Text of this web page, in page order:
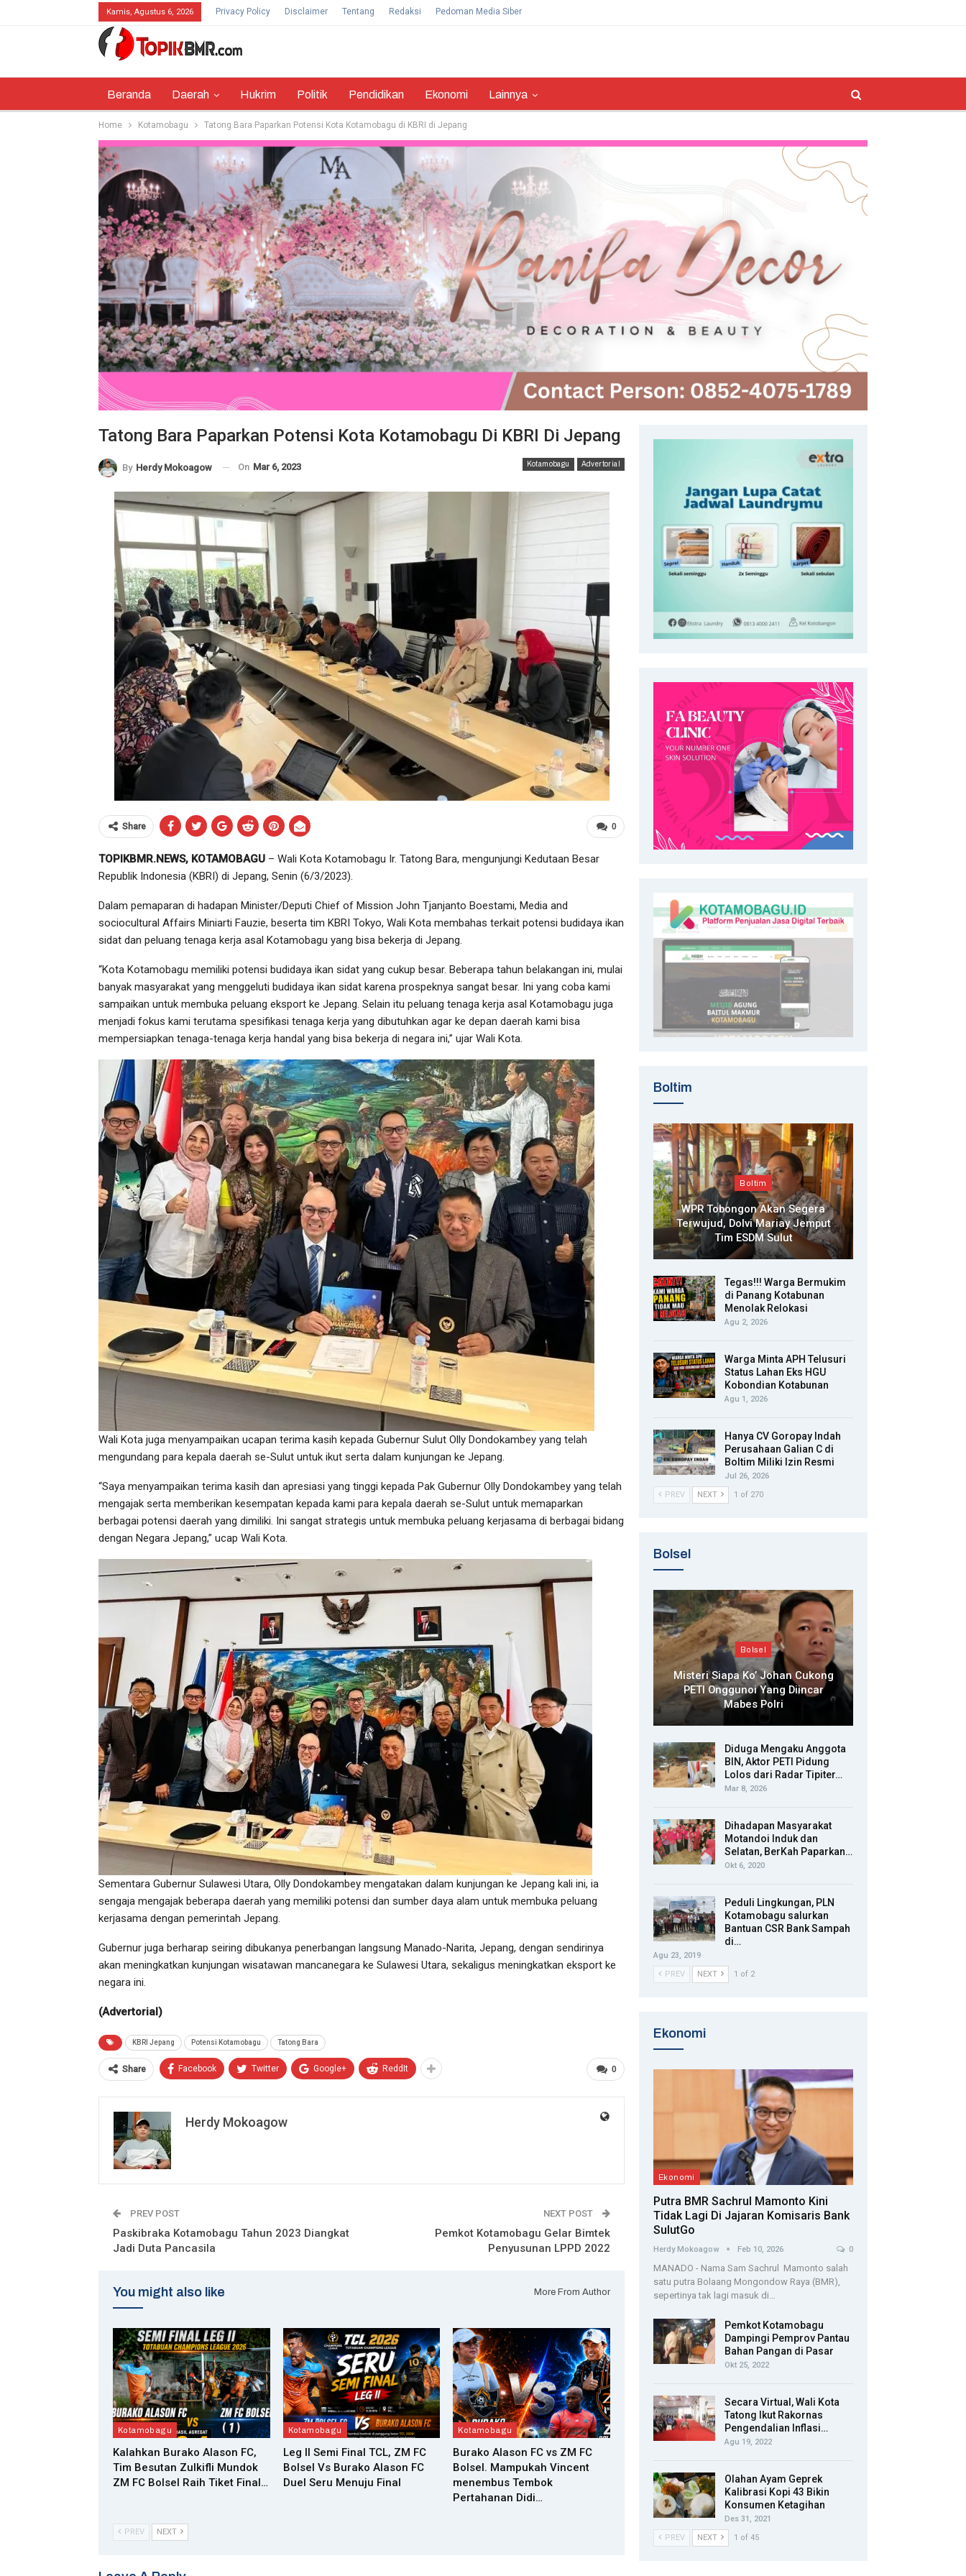
Kamis, Agustus 6, 2026 Privacy Policy Disclaimer Tentang Redaksi Pedoman Media Siber
Beranda Daerah Hukrim Politik Pendidikan Ekonomi Lainnya
Home Kotamobagu Tatong Bara Paparkan Potensi Kota Kotamobagu di KBRI di Jepang
Tatong Bara Paparkan Potensi Kota Kotamobagu Di KBRI Di Jepang
Kotamobagu Advertorial
By Herdy Mokoagow On Mar 6, 2023
0
Share
TOPIKBMR.NEWS, KOTAMOBAGU – Wali Kota Kotamobagu Ir. Tatong Bara, mengunjungi Kedutaan Besar
Republik Indonesia (KBRI) di Jepang, Senin (6/3/2023).
Dalam pemaparan di hadapan Minister/Deputi Chief of Mission John Tjanjanto Boestami, Media and
sociocultural Affairs Miniarti Fauzie, beserta tim KBRI Tokyo, Wali Kota membahas terkait potensi budidaya ikan
sidat dan peluang tenaga kerja asal Kotamobagu yang bisa bekerja di Jepang.
“Kota Kotamobagu memiliki potensi budidaya ikan sidat yang cukup besar. Beberapa tahun belakangan ini, mulai
banyak masyarakat yang menggeluti budidaya ikan sidat karena prospeknya sangat besar. Ini yang coba kami
sampaikan untuk membuka peluang eksport ke Jepang. Selain itu peluang tenaga kerja asal Kotamobagu juga
menjadi fokus kami terutama spesifikasi tenaga kerja yang dibutuhkan agar ke depan daerah kami bisa
mempersiapkan tenaga-tenaga kerja handal yang bisa bekerja di negara ini,” ujar Wali Kota.
Wali Kota juga menyampaikan ucapan terima kasih kepada Gubernur Sulut Olly Dondokambey yang telah
mengundang para kepala daerah se-Sulut untuk ikut serta dalam kunjungan ke Jepang.
“Saya menyampaikan terima kasih dan apresiasi yang tinggi kepada Pak Gubernur Olly Dondokambey yang telah
mengajak serta memberikan kesempatan kepada kami para kepala daerah se-Sulut untuk memaparkan
berbagai potensi daerah yang dimiliki. Ini sangat strategis untuk membuka peluang kerjasama di berbagai bidang
dengan Negara Jepang,” ucap Wali Kota.
Sementara Gubernur Sulawesi Utara, Olly Dondokambey mengatakan dalam kunjungan ke Jepang kali ini, ia
sengaja mengajak beberapa daerah yang memiliki potensi dan sumber daya alam untuk membuka peluang
kerjasama dengan pemerintah Jepang.
Gubernur juga berharap seiring dibukanya penerbangan langsung Manado-Narita, Jepang, dengan sendirinya
akan meningkatkan kunjungan wisatawan mancanegara ke Sulawesi Utara, sekaligus meningkatkan eksport ke
negara ini.
(Advertorial)
KBRI Jepang Potensi Kotamobagu Tatong Bara
0
Share Facebook Twitter Google+ ReddIt
Herdy Mokoagow
PREV POST
Paskibraka Kotamobagu Tahun 2023 Diangkat
Jadi Duta Pancasila
NEXT POST
Pemkot Kotamobagu Gelar Bimtek
Penyusunan LPPD 2022
You might also like More From Author
Kotamobagu
Kalahkan Burako Alason FC,
Tim Besutan Zulkifli Mundok
ZM FC Bolsel Raih Tiket Final…
Kotamobagu
Leg II Semi Final TCL, ZM FC
Bolsel Vs Burako Alason FC
Duel Seru Menuju Final
Kotamobagu
Burako Alason FC vs ZM FC
Bolsel. Mampukah Vincent
menembus Tembok
Pertahanan Didi…
PREV NEXT
Boltim
Boltim
WPR Tobongon Akan Segera
Terwujud, Dolvi Mariay Jemput
Tim ESDM Sulut
Tegas!!! Warga Bermukim
di Panang Kotabunan
Menolak Relokasi
Agu 2, 2026
Warga Minta APH Telusuri
Status Lahan Eks HGU
Kobondian Kotabunan
Agu 1, 2026
Hanya CV Goropay Indah
Perusahaan Galian C di
Boltim Miliki Izin Resmi
Jul 26, 2026
PREV
NEXT 1 of 270
Bolsel
Bolsel
Misteri Siapa Ko’ Johan Cukong
PETI Onggunoi Yang Diincar
Mabes Polri
Diduga Mengaku Anggota
BIN, Aktor PETI Pidung
Lolos dari Radar Tipiter…
Mar 8, 2026
Dihadapan Masyarakat
Motandoi Induk dan
Selatan, BerKah Paparkan…
Okt 6, 2020
Peduli Lingkungan, PLN
Kotamobagu salurkan
Bantuan CSR Bank Sampah
di…
Agu 23, 2019
PREV
NEXT 1 of 2
Ekonomi
Ekonomi
Putra BMR Sachrul Mamonto Kini
Tidak Lagi Di Jajaran Komisaris Bank
SulutGo
Herdy Mokoagow Feb 10, 2026 0
MANADO - Nama Sam Sachrul Mamonto salah
satu putra Bolaang Mongondow Raya (BMR),
sepertinya tak lagi masuk di…
Pemkot Kotamobagu
Dampingi Pemprov Pantau
Bahan Pangan di Pasar
Okt 25, 2022
Secara Virtual, Wali Kota
Tatong Ikut Rakornas
Pengendalian Inflasi…
Agu 19, 2022
Olahan Ayam Geprek
Kalibrasi Kopi 43 Bikin
Konsumen Ketagihan
Des 31, 2021
PREV
NEXT 1 of 45